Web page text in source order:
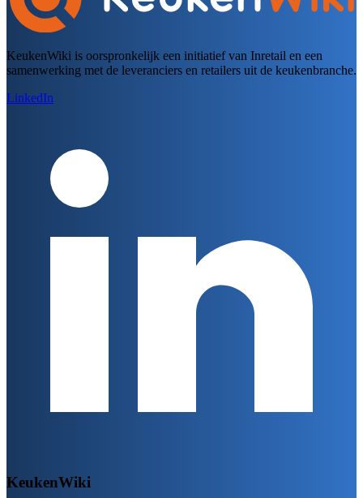
KeukenWiki is oorspronkelijk een initiatief van Inretail en een
samenwerking met de leveranciers en retailers uit de keukenbranche.
LinkedIn
KeukenWiki